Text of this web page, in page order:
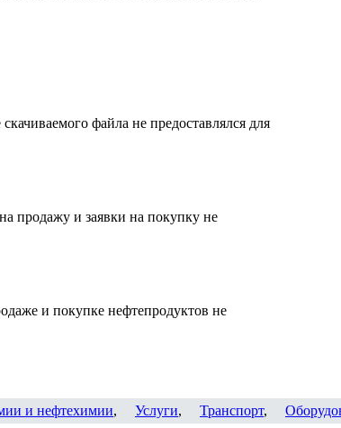
файла не предоставлялся для
продажу и заявки на покупку не
и покупке нефтепродуктов не
и нефтехимии, Услуги, Транспорт,